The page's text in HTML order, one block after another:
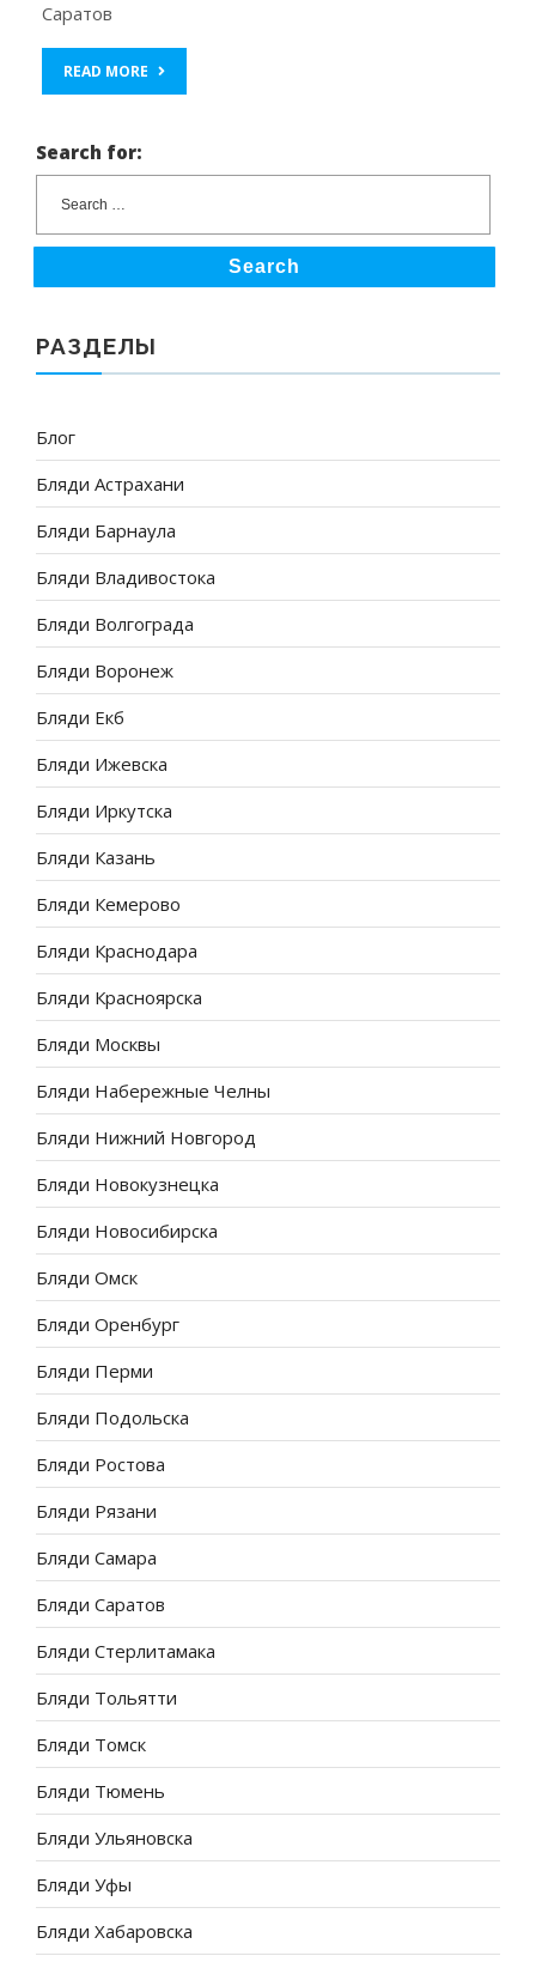
Саратов
READ MORE
Search for:
Search
РАЗДЕЛЫ
Блог
Бляди Астрахани
Бляди Барнаула
Бляди Владивостока
Бляди Волгограда
Бляди Воронеж
Бляди Екб
Бляди Ижевска
Бляди Иркутска
Бляди Казань
Бляди Кемерово
Бляди Краснодара
Бляди Красноярска
Бляди Москвы
Бляди Набережные Челны
Бляди Нижний Новгород
Бляди Новокузнецка
Бляди Новосибирска
Бляди Омск
Бляди Оренбург
Бляди Перми
Бляди Подольска
Бляди Ростова
Бляди Рязани
Бляди Самара
Бляди Саратов
Бляди Стерлитамака
Бляди Тольятти
Бляди Томск
Бляди Тюмень
Бляди Ульяновска
Бляди Уфы
Бляди Хабаровска